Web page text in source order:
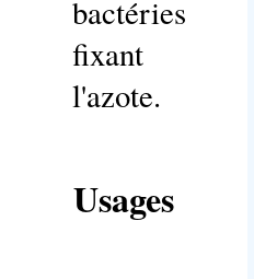
bactéries
fixant
l'azote.
Usages